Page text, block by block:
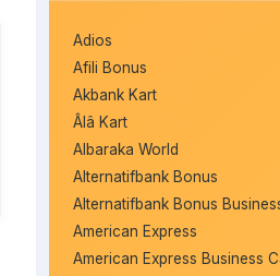
Adios
Afili Bonus
Akbank Kart
Âlâ Kart
Albaraka World
Alternatifbank Bonus
Alternatifbank Bonus
American Express
American Express Business